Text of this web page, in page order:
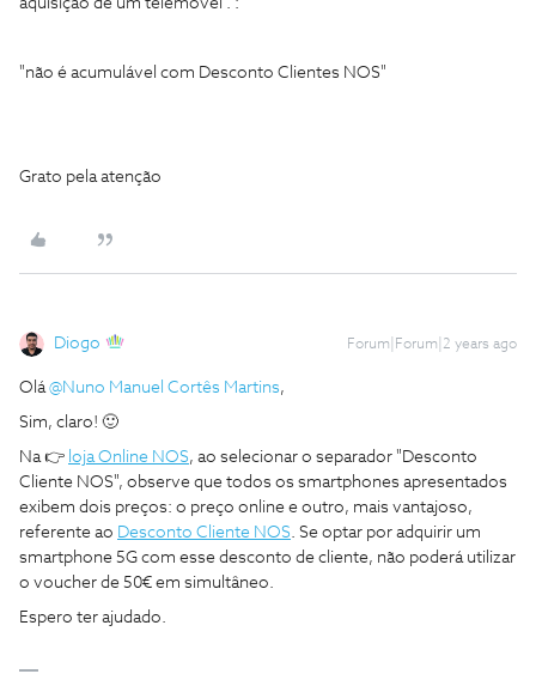
"não é acumulável com Desconto Clientes NOS"
Grato pela atenção
Diogo Forum|Forum|2 years ago
Olá @Nuno Manuel Cortês Martins,
Sim, claro! 🙂
Na 👉 loja Online NOS, ao selecionar o separador "Desconto
Cliente NOS", observe que todos os smartphones apresentados
exibem dois preços: o preço online e outro, mais vantajoso,
referente ao Desconto Cliente NOS . Se optar por adquirir um
smartphone 5G com esse desconto de cliente, não poderá utilizar
o voucher de 50€ em simultâneo.
Espero ter ajudado.